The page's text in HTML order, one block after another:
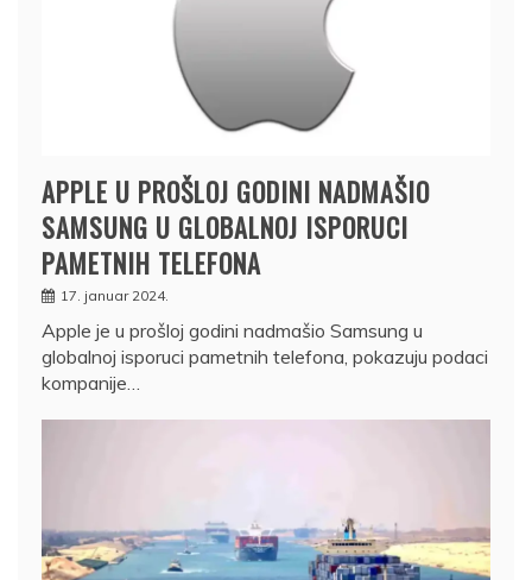
APPLE U PROŠLOJ GODINI NADMAŠIO
SAMSUNG U GLOBALNOJ ISPORUCI
PAMETNIH TELEFONA
17. januar 2024.
Apple je u prošloj godini nadmašio Samsung u
globalnoj isporuci pametnih telefona, pokazuju podaci
kompanije…